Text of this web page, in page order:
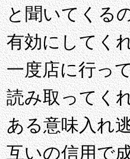
と聞いてくる
有効にしてく
一度店に行っ
読み取ってく
ある意味入れ
互いの信用で